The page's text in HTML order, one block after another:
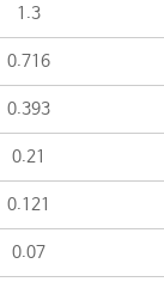
1.3
0.716
0.393
0.21
0.121
0.07